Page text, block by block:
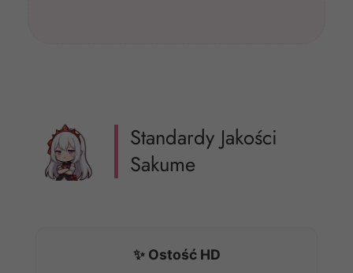
Standardy Jakości
Sakume
✨ Ostość HD